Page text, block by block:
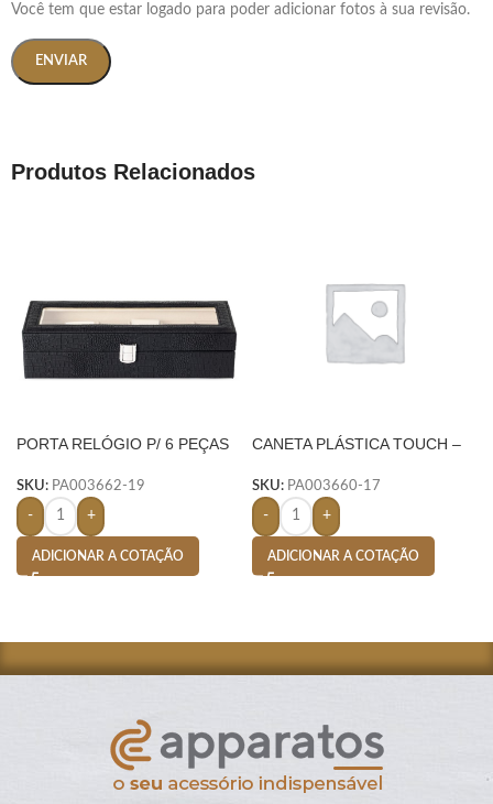
Você tem que estar logado para poder adicionar fotos à sua revisão.
Produtos Relacionados
PORTA RELÓGIO P/ 6 PEÇAS
SKU: PA003662-19
- +
ADICIONAR A COTAÇÃO
CANETA PLÁSTICA TOUCH –
SKU: PA003660-17
- +
ADICIONAR A COTAÇÃO